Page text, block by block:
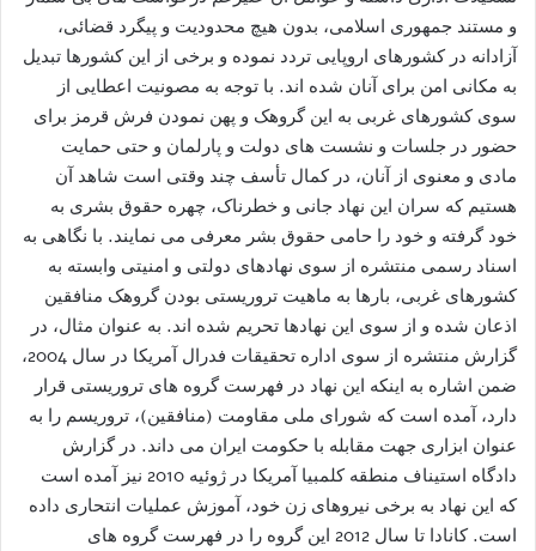
و مستند جمهوری اسلامی، بدون هیچ محدودیت و پیگرد قضائی،
آزادانه در کشورهای اروپایی تردد نموده و برخی از این کشورها تبدیل
به مکانی امن برای آنان شده اند. با توجه به مصونیت اعطایی از
سوی کشورهای غربی به این گروهک و پهن نمودن فرش قرمز برای
حضور در جلسات و نشست های دولت و پارلمان و حتی حمایت
مادی و معنوی از آنان، در کمال تأسف چند وقتی است شاهد آن
هستیم که سران این نهاد جانی و خطرناک، چهره حقوق بشری به
خود گرفته و خود را حامی حقوق بشر معرفی می نمایند. با نگاهی به
اسناد رسمی منتشره از سوی نهادهای دولتی و امنیتی وابسته به
کشورهای غربی، بارها به ماهیت تروریستی بودن گروهک منافقین
اذعان شده و از سوی این نهادها تحریم شده اند. به عنوان مثال، در
گزارش منتشره از سوی اداره تحقیقات فدرال آمریکا در سال 2004،
ضمن اشاره به اینکه این نهاد در فهرست گروه های تروریستی قرار
دارد، آمده است که شورای ملی مقاومت (منافقین)، تروریسم را به
عنوان ابزاری جهت مقابله با حکومت ایران می داند. در گزارش
دادگاه استیناف منطقه کلمبیا آمریکا در ژوئیه 2010 نیز آمده است
که این نهاد به برخی نیروهای زن خود، آموزش عملیات انتحاری داده
است. کانادا تا سال 2012 این گروه را در فهرست گروه های